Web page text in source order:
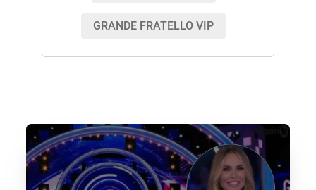
GRANDE FRATELLO VIP